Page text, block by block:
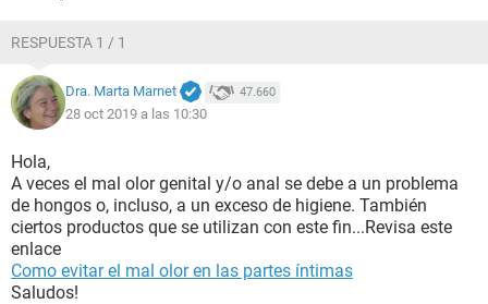
RESPUESTA 1 / 1
Dra. Marta Marnet 47.660
28 oct 2019 a las 10:30
Hola,
A veces el mal olor genital y/o anal se debe a un problema
de hongos o, incluso, a un exceso de higiene. También
ciertos productos que se utilizan con este fin...Revisa este
enlace
Como evitar el mal olor en las partes íntimas
Saludos!